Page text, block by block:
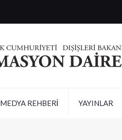
MEDYA REHBERİ YAYINLAR